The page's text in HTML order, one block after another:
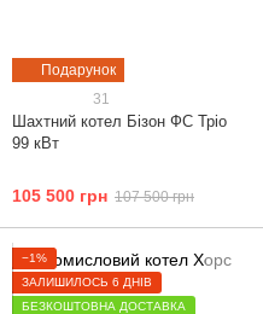
Подарунок
31
Шахтний котел Бізон ФС Тріо
99 кВт
105 500 грн 107 500 грн
−1%
ЗАЛИШИЛОСЬ 6 ДНІВ
БЕЗКОШТОВНА ДОСТАВКА